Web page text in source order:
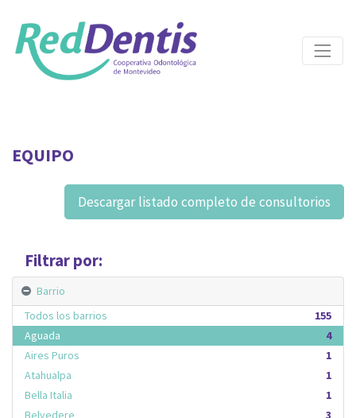
EQUIPO
Descargar listado completo de consultorios
Filtrar por:
Barrio
155
Todos los barrios
4
Aguada
1
Aires Puros
1
Atahualpa
1
Bella Italia
3
Belvedere